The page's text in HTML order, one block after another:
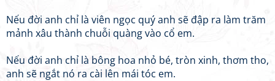
Nếu đời anh chỉ là viên ngọc quý anh sẽ đập ra làm trăm
mảnh xâu thành chuỗi quàng vào cổ em.
Nếu đời anh chỉ là bông hoa nhỏ bé, tròn xinh, thơm tho,
anh sẽ ngắt nó ra cài lên mái tóc em.